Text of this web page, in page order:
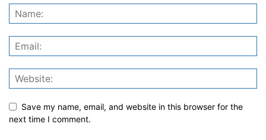
Save my name, email, and website in this browser for the
next time I comment.